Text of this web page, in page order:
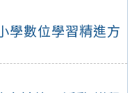
學數位學習精進方